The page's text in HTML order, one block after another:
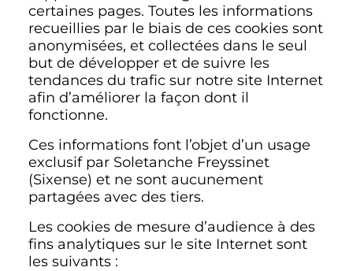
certaines pages. Toutes les informations
recueillies par le biais de ces cookies sont
anonymisées, et collectées dans le seul
but de développer et de suivre les
tendances du trafic sur notre site Internet
afin d’améliorer la façon dont il
fonctionne.
Ces informations font l’objet d’un usage
exclusif par Soletanche Freyssinet
(Sixense) et ne sont aucunement
partagées avec des tiers.
Les cookies de mesure d’audience à des
fins analytiques sur le site Internet sont
les suivants :